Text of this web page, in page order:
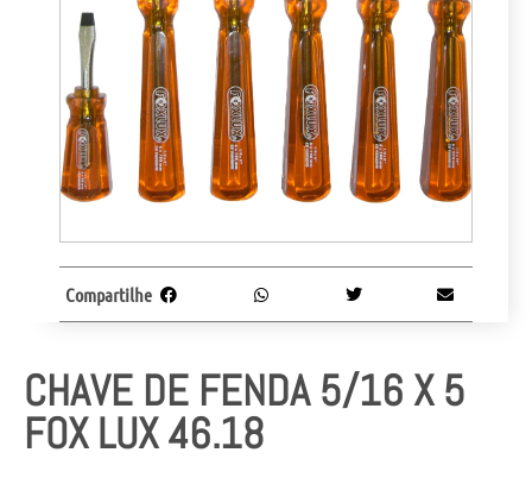
CHAVE DE FENDA 5/16 X 5
FOX LUX 46.18
Compartilhe